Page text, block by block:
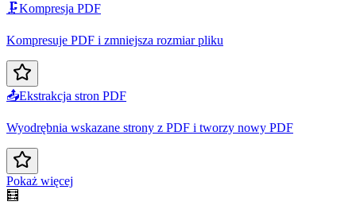
🗜️Kompresja PDF
Kompresuje PDF i zmniejsza rozmiar pliku
📤Ekstrakcja stron PDF
Wyodrębnia wskazane strony z PDF i tworzy nowy PDF
Pokaż więcej
🧮